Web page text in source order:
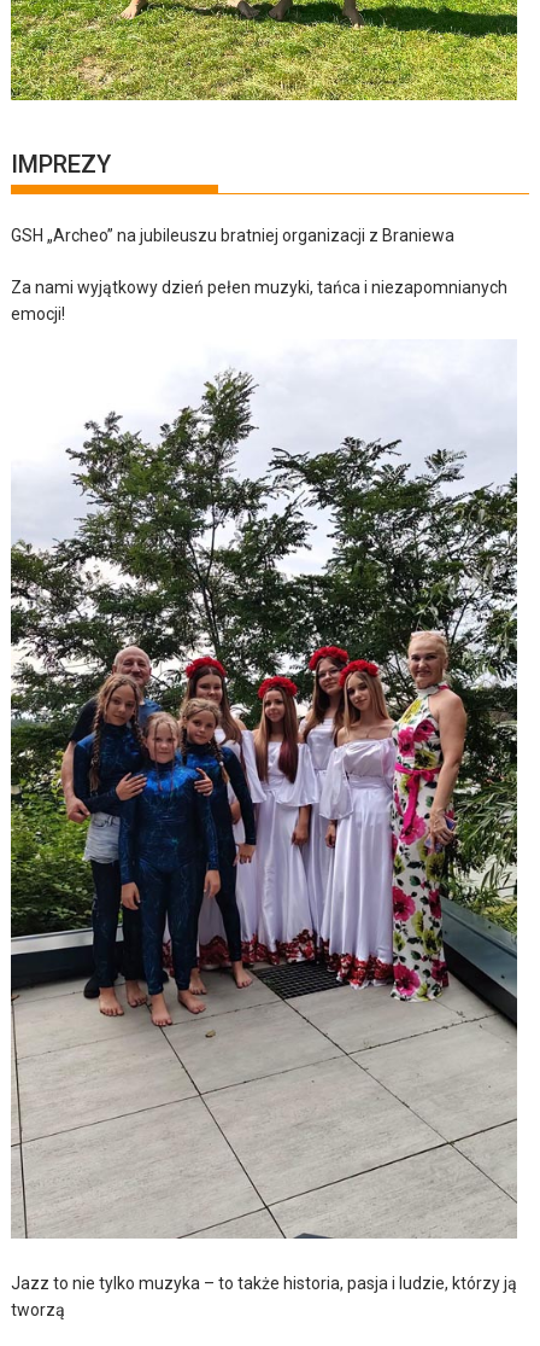
IMPREZY
GSH „Archeo” na jubileuszu bratniej organizacji z Braniewa
Za nami wyjątkowy dzień pełen muzyki, tańca i niezapomnianych
emocji!
Jazz to nie tylko muzyka – to także historia, pasja i ludzie, którzy ją
tworzą